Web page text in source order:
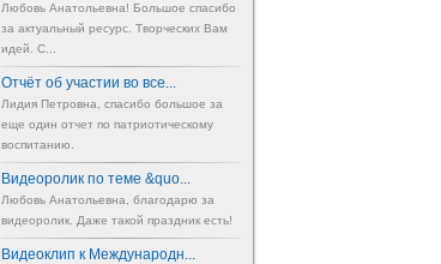
Любовь Анатольевна! Большое спасибо
за актуальный ресурс. Творческих Вам
идей. С...
Отчёт об участии во все...
Лидия Петровна, спасибо большое за
еще один отчет по патриотическому
воспитанию.
Видеоролик по теме &quo...
Любовь Анатольевна, благодарю за
видеоролик. Даже такой праздник есть!
Видеоклип к Международн...